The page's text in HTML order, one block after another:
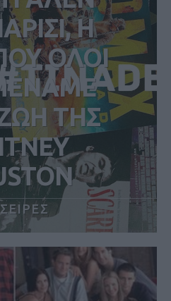
Η
ΟΛΟΙ
ΤΗΣ